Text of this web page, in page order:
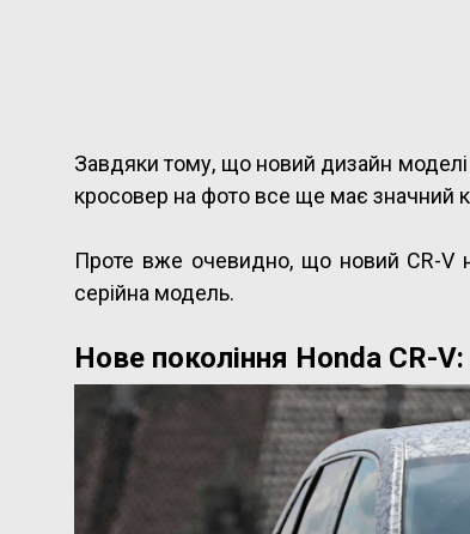
Завдяки тому, що новий дизайн моделі
кросовер на фото все ще має значний
Проте вже очевидно, що новий CR-V
серійна модель.
Нове покоління Honda CR-